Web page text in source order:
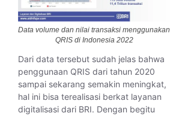
Data volume dan nilai transaksi menggunakan
QRIS di Indonesia 2022
Dari data tersebut sudah jelas bahwa
penggunaan QRIS dari tahun 2020
sampai sekarang semakin meningkat,
hal ini bisa terealisasi berkat layanan
digitalisasi dari BRI. Dengan begitu